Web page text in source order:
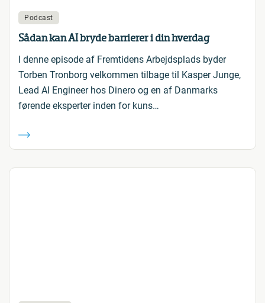
Podcast
Sådan kan AI bryde barrierer i din hverdag
I denne episode af Fremtidens Arbejdsplads byder
Torben Tronborg velkommen tilbage til Kasper Junge,
Lead AI Engineer hos Dinero og en af Danmarks
førende eksperter inden for kuns…